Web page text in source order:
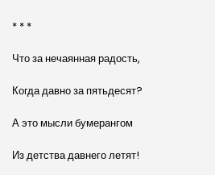
* * *
Что за нечаянная радость,
Когда давно за пятьдесят?
А это мысли бумерангом
Из детства давнего летят!